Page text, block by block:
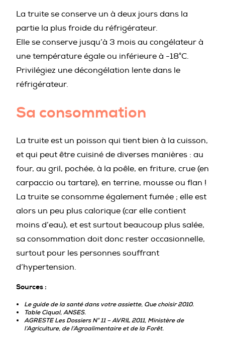
La truite se conserve un à deux jours dans la
partie la plus froide du réfrigérateur.
Elle se conserve jusqu’à 3 mois au congélateur à
une température égale ou inférieure à -18°C.
Privilégiez une décongélation lente dans le
réfrigérateur.
Sa consommation
La truite est un poisson qui tient bien à la cuisson,
et qui peut être cuisiné de diverses manières : au
four, au gril, pochée, à la poêle, en friture, crue (en
carpaccio ou tartare), en terrine, mousse ou flan !
La truite se consomme également fumée ; elle est
alors un peu plus calorique (car elle contient
moins d’eau), et est surtout beaucoup plus salée,
sa consommation doit donc rester occasionnelle,
surtout pour les personnes souffrant
d’hypertension.
Sources :
Le guide de la santé dans votre assiette, Que choisir 2010.
Table Ciqual, ANSES.
AGRESTELes Dossiers N° 11 – AVRIL 2011, Ministère de
l’Agriculture, de l’Agroalimentaire et de la Forêt.